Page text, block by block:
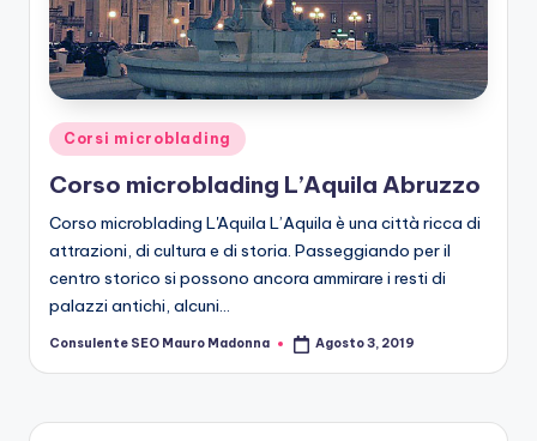
r
o
b
le
di
n
g
Posted
in
Corsi microblading
Corso microblading L’Aquila Abruzzo
Corso microblading L'Aquila L’Aquila è una città ricca di
attrazioni, di cultura e di storia. Passeggiando per il
centro storico si possono ancora ammirare i resti di
palazzi antichi, alcuni…
Posted
Consulente SEO Mauro Madonna Agosto 3, 2019